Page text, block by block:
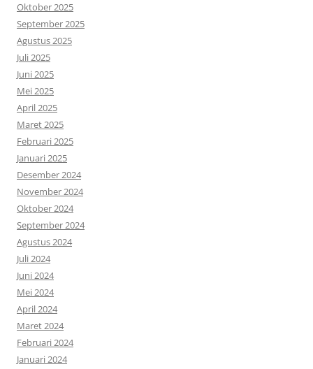
Oktober 2025
September 2025
Agustus 2025
Juli 2025
Juni 2025
Mei 2025
April 2025
Maret 2025
Februari 2025
Januari 2025
Desember 2024
November 2024
Oktober 2024
September 2024
Agustus 2024
Juli 2024
Juni 2024
Mei 2024
April 2024
Maret 2024
Februari 2024
Januari 2024